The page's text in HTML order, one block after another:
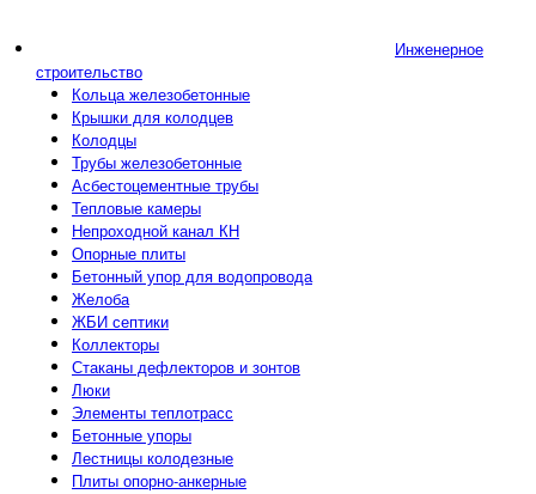
Инженерное
строительство
Кольца железобетонные
Крышки для колодцев
Колодцы
Трубы железобетонные
Асбестоцементные трубы
Тепловые камеры
Непроходной канал КН
Опорные плиты
Бетонный упор для водопровода
Желоба
ЖБИ септики
Коллекторы
Стаканы дефлекторов и зонтов
Люки
Элементы теплотрасс
Бетонные упоры
Лестницы колодезные
Плиты опорно-анкерные